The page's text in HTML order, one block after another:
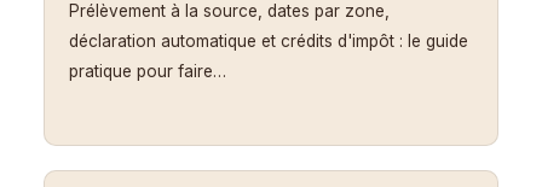
Prélèvement à la source, dates par zone,
déclaration automatique et crédits d'impôt : le guide
pratique pour faire…